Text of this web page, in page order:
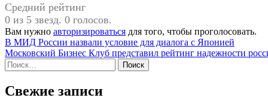
Средний рейтинг
0 из 5 звезд. 0 голосов.
Вам нужно авторизироваться для того, чтобы проголосовать.
Навигация
по
записям
В МИД России назвали условие для диалога с Японией
Московский Бизнес Клуб представил рейтинг надежности
Найти:
Свежие записи